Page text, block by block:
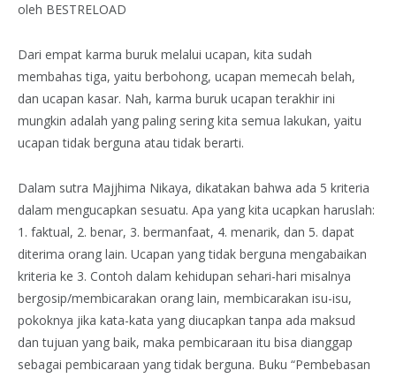
oleh BESTRELOAD
Dari empat karma buruk melalui ucapan, kita sudah
membahas tiga, yaitu berbohong, ucapan memecah belah,
dan ucapan kasar. Nah, karma buruk ucapan terakhir ini
mungkin adalah yang paling sering kita semua lakukan, yaitu
ucapan tidak berguna atau tidak berarti.
Dalam sutra Majjhima Nikaya, dikatakan bahwa ada 5 kriteria
dalam mengucapkan sesuatu. Apa yang kita ucapkan haruslah:
1. faktual, 2. benar, 3. bermanfaat, 4. menarik, dan 5. dapat
diterima orang lain. Ucapan yang tidak berguna mengabaikan
kriteria ke 3. Contoh dalam kehidupan sehari-hari misalnya
bergosip/membicarakan orang lain, membicarakan isu-isu,
pokoknya jika kata-kata yang diucapkan tanpa ada maksud
dan tujuan yang baik, maka pembicaraan itu bisa dianggap
sebagai pembicaraan yang tidak berguna. Buku “Pembebasan